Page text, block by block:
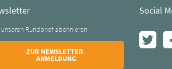
unseren Rundbrief abonnieren
ZUR NEWSLETTER-
ANMELDUNG
Social